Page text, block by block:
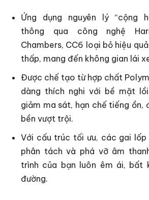
Ứng dụng nguyên lý “cộng
thông qua công nghệ
Chambers, CC6 loại bỏ hiệu
thấp, mang đến không gian lái
Được chế tạo từ hợp chất
dàng thích nghi với bề mặt
giảm ma sát, hạn chế tiếng ồn,
bền vượt trội.
Với cấu trúc tối ưu, các gai
phân tách và phá vỡ âm
trình của bạn luôn êm ái, bất
đường.